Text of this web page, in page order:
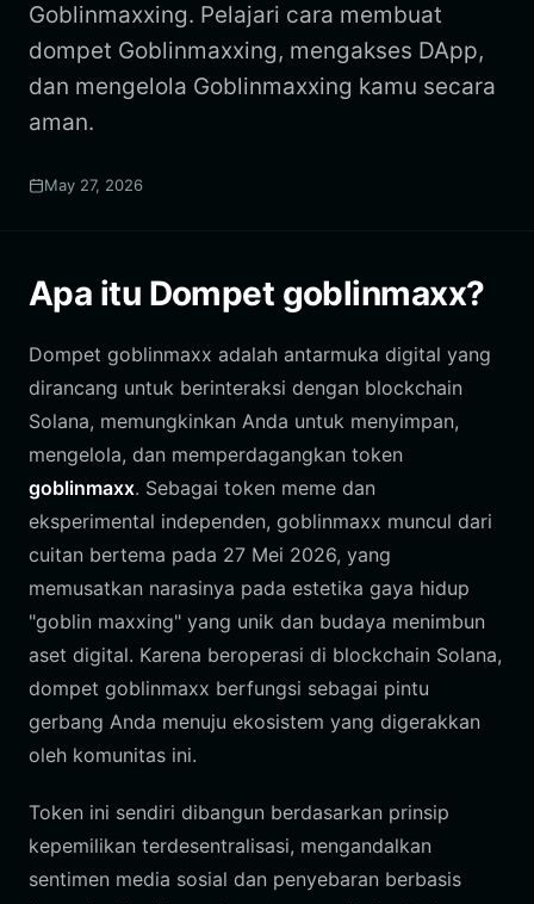
Goblinmaxxing. Pelajari cara membuat
dompet Goblinmaxxing, mengakses DApp,
dan mengelola Goblinmaxxing kamu secara
aman.
May 27, 2026
Apa itu Dompet goblinmaxx?
Dompet goblinmaxx adalah antarmuka digital yang
dirancang untuk berinteraksi dengan blockchain
Solana, memungkinkan Anda untuk menyimpan,
mengelola, dan memperdagangkan token
goblinmaxx. Sebagai token meme dan
eksperimental independen, goblinmaxx muncul dari
cuitan bertema pada 27 Mei 2026, yang
memusatkan narasinya pada estetika gaya hidup
"goblin maxxing" yang unik dan budaya menimbun
aset digital. Karena beroperasi di blockchain Solana,
dompet goblinmaxx berfungsi sebagai pintu
gerbang Anda menuju ekosistem yang digerakkan
oleh komunitas ini.
Token ini sendiri dibangun berdasarkan prinsip
kepemilikan terdesentralisasi, mengandalkan
sentimen media sosial dan penyebaran berbasis